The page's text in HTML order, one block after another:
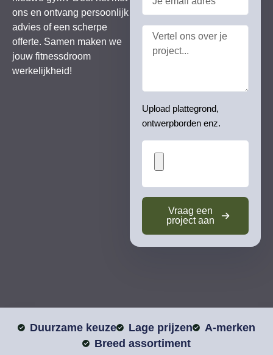
ons en ontvang persoonlijk
advies of een scherpe
offerte. Samen maken we
jouw fitnessdroom
werkelijkheid!
Upload plattegrond,
ontwerpborden enz.
Vraag een
project aan
Duurzame keuze Lage prijzen
A-merken
Breed assortiment